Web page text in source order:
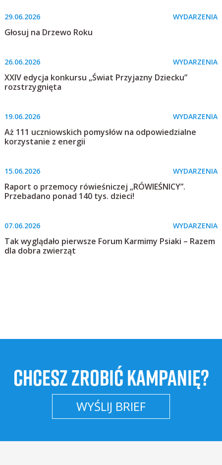
29.06.2026 WYDARZENIA
Głosuj na Drzewo Roku
26.06.2026 WYDARZENIA
XXIV edycja konkursu „Świat Przyjazny Dziecku”
rozstrzygnięta
19.06.2026 WYDARZENIA
Aż 111 uczniowskich pomysłów na odpowiedzialne
korzystanie z energii
15.06.2026 WYDARZENIA
Raport o przemocy rówieśniczej „RÓWIEŚNICY”.
Przebadano ponad 140 tys. dzieci!
07.06.2026 WYDARZENIA
Tak wyglądało pierwsze Forum Karmimy Psiaki – Razem
dla dobra zwierząt
CHCESZ ZROBIĆ KAMPANIĘ?
WYŚLIJ BRIEF